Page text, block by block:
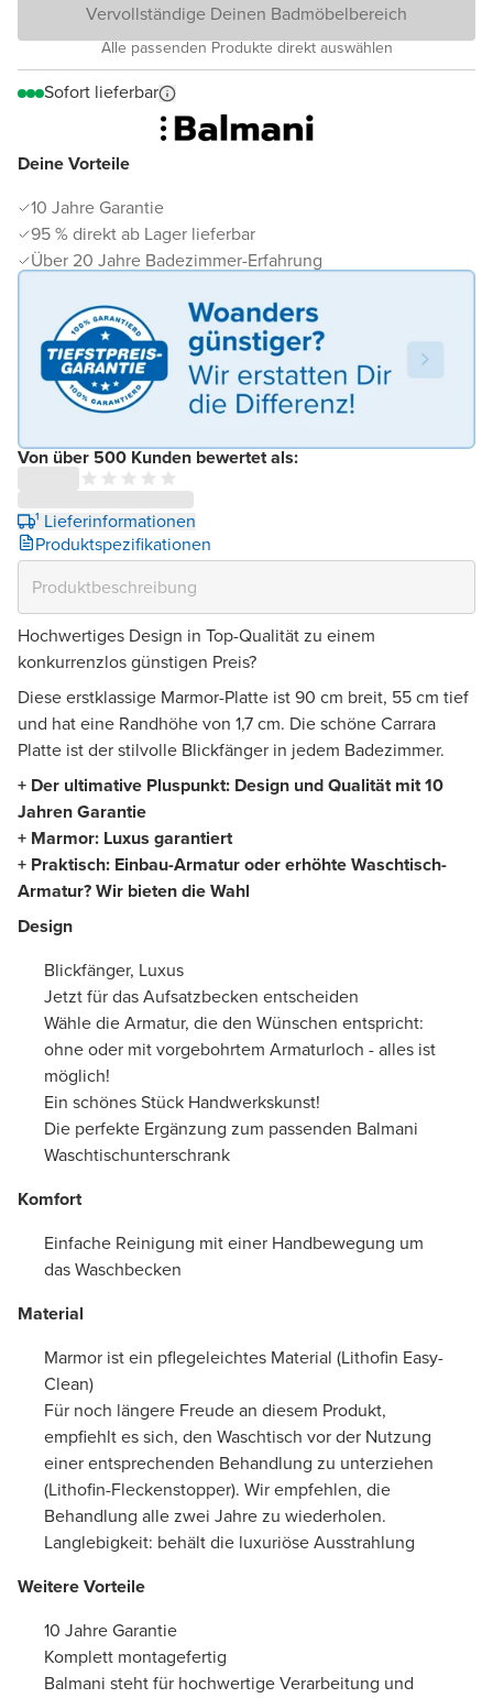
Deine Vorteile
10 Jahre Garantie
95 % direkt ab Lager lieferbar
Über 20 Jahre Badezimmer-Erfahrung
Von über 500 Kunden bewertet als:
¹ Lieferinformationen
Produktspezifikationen
Vervollständige Deinen Badmöbelbereich
Alle passenden Produkte direkt auswählen
Sofort lieferbar
Hochwertiges Design in Top-Qualität zu einem
konkurrenzlos günstigen Preis?
Diese erstklassige Marmor-Platte ist 90 cm breit, 55 cm tief
und hat eine Randhöhe von 1,7 cm. Die schöne Carrara
Platte ist der stilvolle Blickfänger in jedem Badezimmer.
+ Der ultimative Pluspunkt: Design und Qualität mit 10
Jahren Garantie
+ Marmor: Luxus garantiert
+ Praktisch: Einbau-Armatur oder erhöhte Waschtisch-
Armatur? Wir bieten die Wahl
Design
Blickfänger, Luxus
Jetzt für das Aufsatzbecken entscheiden
Wähle die Armatur, die den Wünschen entspricht:
ohne oder mit vorgebohrtem Armaturloch - alles ist
möglich!
Ein schönes Stück Handwerkskunst!
Die perfekte Ergänzung zum passenden Balmani
Waschtischunterschrank
Komfort
Einfache Reinigung mit einer Handbewegung um
das Waschbecken
Material
Marmor ist ein pflegeleichtes Material (Lithofin Easy-
Clean)
Für noch längere Freude an diesem Produkt,
empfiehlt es sich, den Waschtisch vor der Nutzung
einer entsprechenden Behandlung zu unterziehen
(Lithofin-Fleckenstopper). Wir empfehlen, die
Behandlung alle zwei Jahre zu wiederholen.
Langlebigkeit: behält die luxuriöse Ausstrahlung
Weitere Vorteile
10 Jahre Garantie
Komplett montagefertig
Balmani steht für hochwertige Verarbeitung und